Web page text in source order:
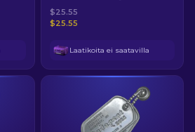
LIVAHDUKSESTA
$25.55
$25.55
Laatikoita ei saatavilla